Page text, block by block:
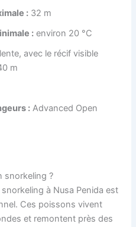
: 32 m
: environ 20 °C
avec le récif visible
m
: Advanced Open
snorkeling ?
à Nusa Penida est
Ces poissons vivent
et remontent près des